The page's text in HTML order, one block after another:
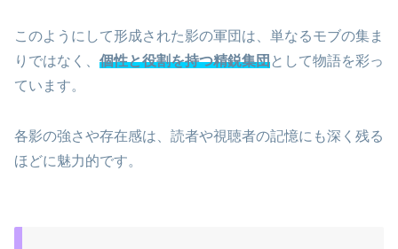
このようにして形成された影の軍団は、単なるモブの集ま
りではなく、 個性と役割を持つ精鋭集団として物語を彩っ
ています。
各影の強さや存在感は、読者や視聴者の記憶にも深く残る
ほどに魅力的です。